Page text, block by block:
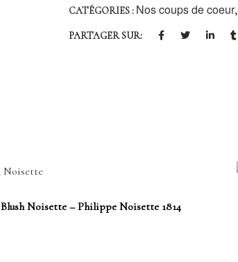
CATÉGORIES : Nos coups de coeur,
PARTAGER SUR:
Blush Noisette – Philippe Noisette 1814